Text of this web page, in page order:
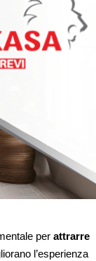
per attrarre
l’esperienza